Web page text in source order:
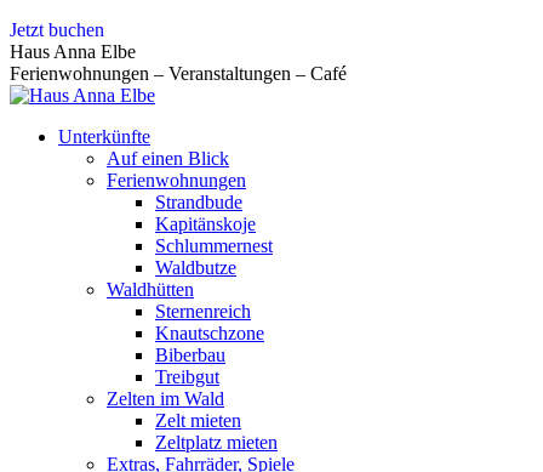
Zum
Inhalt
springen
Jetzt buchen
Haus Anna Elbe
Ferienwohnungen – Veranstaltungen – Café
Unterkünfte
Auf einen Blick
Ferienwohnungen
Strandbude
Kapitänskoje
Schlummernest
Waldbutze
Waldhütten
Sternenreich
Knautschzone
Biberbau
Treibgut
Zelten im Wald
Zelt mieten
Zeltplatz mieten
Extras, Fahrräder, Spiele